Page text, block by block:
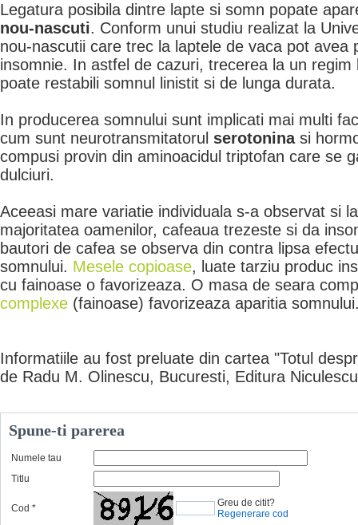
Legatura posibila dintre lapte si somn popate
nou-nascuti. Conform unui studiu realizat la
nou-nascutii care trec la laptele de vaca pot avea
insomnie. In astfel de cazuri, trecerea la un regim
poate restabili somnul linistit si de lunga durata.
In producerea somnului sunt implicati mai multi
cum sunt neurotransmitatorul serotonina si
compusi provin din aminoacidul triptofan care se
dulciuri.
Aceeasi mare variatie individuala s-a observat si
majoritatea oamenilor, cafeaua trezeste si da
bautori de cafea se observa din contra lipsa
somnului. Mesele copioase, luate tarziu produc
cu fainoase o favorizeaza. O masa de seara
complexe (fainoase) favorizeaza aparitia
Informatiile au fost preluate din cartea "Totul
de Radu M. Olinescu, Bucuresti, Editura
Spune-ti parerea
Numele tau
Titlu
Cod *
Greu de citit?
Regenerare cod